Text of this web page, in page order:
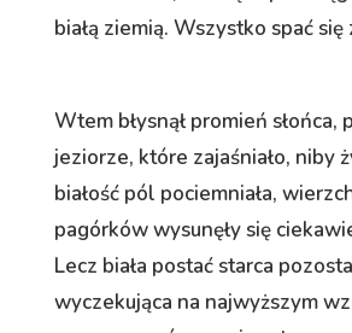
białą ziemią. Wszystko spać się
Wtem błysnął promień słońca,
jeziorze, które zajaśniało, niby
białość pól pociemniała,
pagórków wysunęły się
Lecz biała postać starca
wyczekująca na najwyższym